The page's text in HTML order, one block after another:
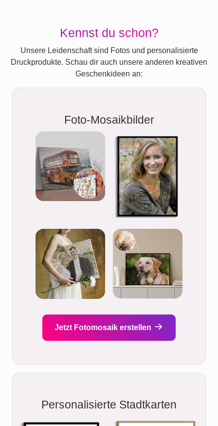
Kennst du schon?
Unsere Leidenschaft sind Fotos und personalisierte
Druckprodukte. Schau dir auch unsere anderen kreativen
Geschenkideen an:
Foto-Mosaikbilder
Jetzt Fotomosaik erstellen
Personalisierte Stadtkarten